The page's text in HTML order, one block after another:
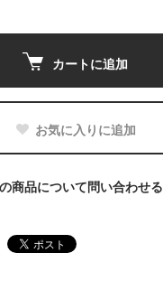
カートに追加
お気に入りに追加
商品について問い合わせる